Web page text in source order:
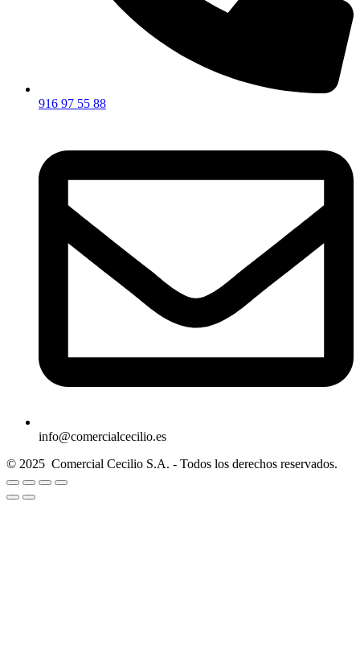
916 97 55 88
info@comercialcecilio.es
© 2025 Comercial Cecilio S.A. - Todos los derechos reservados.